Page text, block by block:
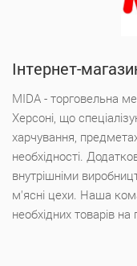
Інтернет-
MIDA - торговельна
Херсоні, що
харчування,
необхідності.
внутрішніми
м'ясні цехи. Наша
необхідних товарів